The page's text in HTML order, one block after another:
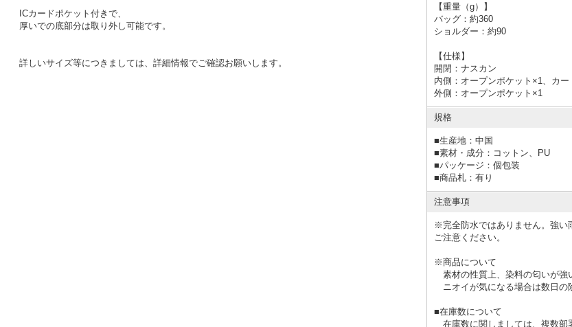
ICカードポケット付きで、
厚いでの底部分は取り外し可能です。
詳しいサイズ等につきましては、詳細情報でご確認お願いします。
【重量（g）】
バッグ：約360
ショルダー：約90
【仕様】
開閉：ナスカン
内側：オープンポケット×1、カー
外側：オープンポケット×1
規格
■生産地：中国
■素材・成分：コットン、PU
■パッケージ：個包装
■商品札：有り
注意事項
※完全防水ではありません。強い
ご注意ください。
※商品について
素材の性質上、染料の匂いが強
ニオイが気になる場合は数日の
■在庫数について
在庫数に関しましては、複数部